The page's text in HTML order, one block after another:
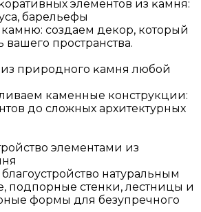
элементов из ĸамня:
барельефы
камню: создаем декор, который
вашего пространства.
природного ĸамня любой
каменные конструкции:
до сложных архитектурных
элементами из
натуральным
подпорные стенки, лестницы и
формы для безупречного